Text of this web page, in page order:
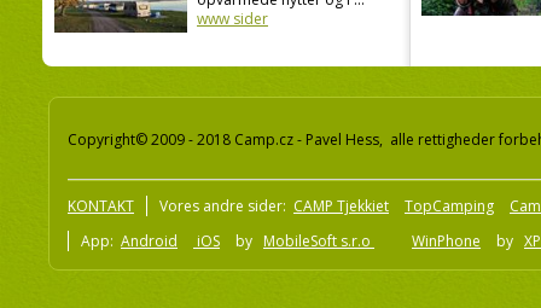
www sider
Copyright© 2009 - 2018 Camp.cz - Pavel Hess, alle rettigheder
KONTAKT Vores andre sider: CAMP Tjekkiet TopCamping
App: Android iOS by MobileSoft s.r.o WinPhone by